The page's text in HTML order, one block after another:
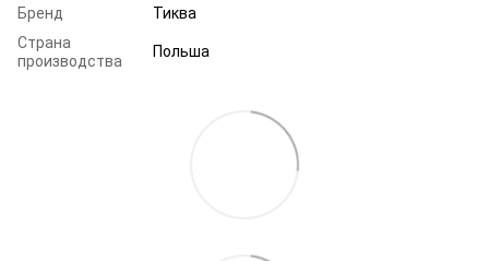
Бренд
Тиква
Страна
производства
Польша